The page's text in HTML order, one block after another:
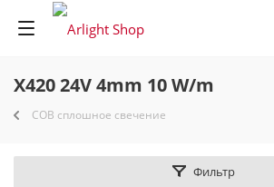
X420 24V 4mm 10 W/m
COB сплошное свечение
Фильтр